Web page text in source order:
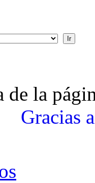
de la
Gracias a